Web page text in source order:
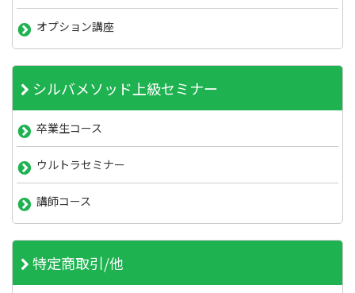
オプション講座
シルバメソッド上級セミナー
卒業生コース
ウルトラセミナー
講師コース
特定商取引/他